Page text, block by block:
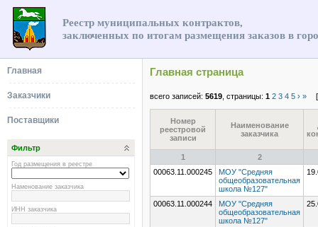
Реестр муниципальных контрактов,
заключенных по итогам размещения заказов в
Главная
Заказчики
Поставщики
Фильтр
Год размещения в реестре
Наменование заказчика
ИНН заказчика
Главная страница
всего записей: 5619 , страницы: 1 2 3 4 5 › » [
Номер
реестровой
записи
Наименование
заказчика
1
2
00063.11.000245
МОУ "Средняя
общеобразовательная
школа №127"
00063.11.000244
МОУ "Средняя
общеобразовательная
школа №127"